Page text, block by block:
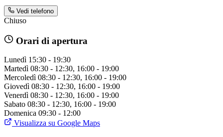
Vedi telefono
Chiuso
Orari di apertura
Lunedì 15:30 - 19:30
Martedì 08:30 - 12:30, 16:00 - 19:00
Mercoledì 08:30 - 12:30, 16:00 - 19:00
Giovedì 08:30 - 12:30, 16:00 - 19:00
Venerdì 08:30 - 12:30, 16:00 - 19:00
Sabato 08:30 - 12:30, 16:00 - 19:00
Domenica 09:30 - 12:00
Visualizza su Google Maps